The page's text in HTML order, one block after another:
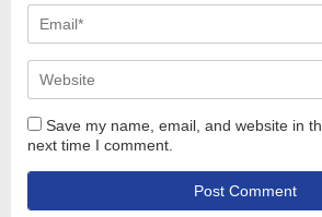
Save my name, email, and website in
next time I comment.